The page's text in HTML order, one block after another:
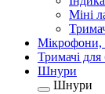
Міні
Мікрофони,
Тримачі для
Шнури
Шнури